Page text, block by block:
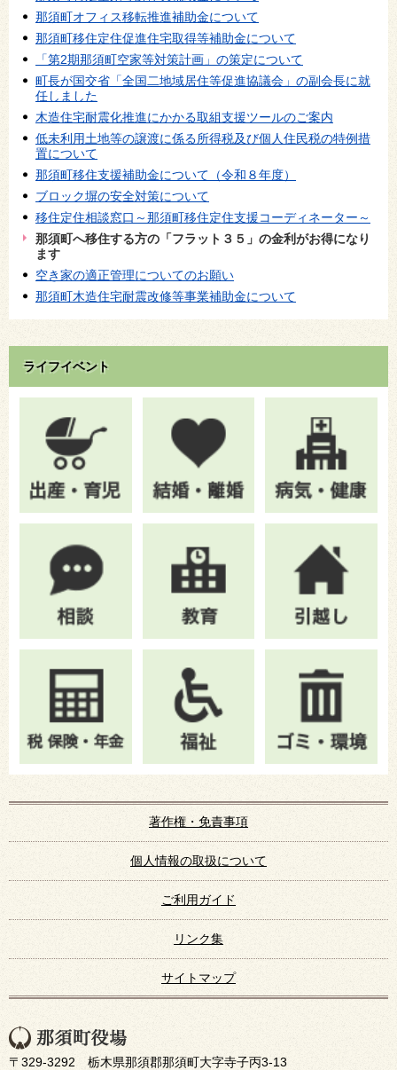
那須町オフィス移転推進補助金について
那須町移住定住促進住宅取得等補助金について
「第2期那須町空家等対策計画」の策定について
町長が国交省「全国二地域居住等促進協議会」の副会長に就
任しました
木造住宅耐震化推進にかかる取組支援ツールのご案内
低未利用土地等の譲渡に係る所得税及び個人住民税の特例措
置について
那須町移住支援補助金について（令和８年度）
ブロック塀の安全対策について
移住定住相談窓口～那須町移住定住支援コーディネーター～
那須町へ移住する方の「フラット３５」の金利がお得になり
ます
空き家の適正管理についてのお願い
那須町木造住宅耐震改修等事業補助金について
ライフイベント
著作権・免責事項
個人情報の取扱について
ご利用ガイド
リンク集
サイトマップ
〒329-3292 栃木県那須郡那須町大字寺子丙3-13